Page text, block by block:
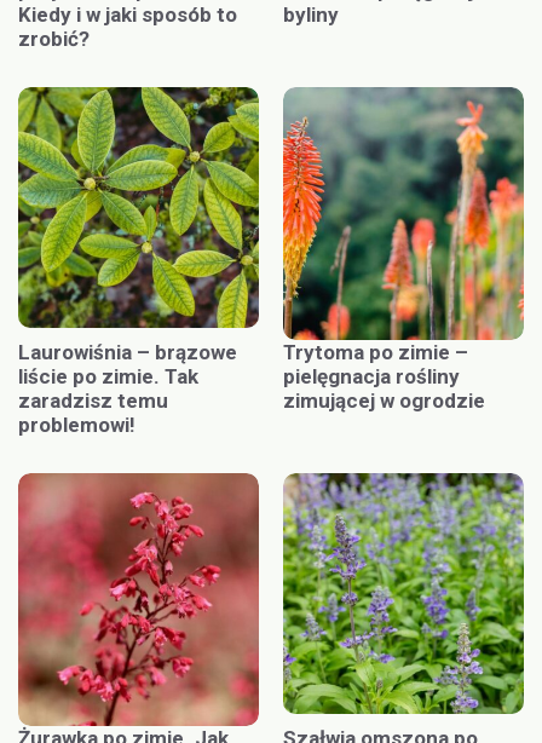
Kiedy i w jaki sposób to
zrobić?
byliny
Laurowiśnia – brązowe
liście po zimie. Tak
zaradzisz temu
problemowi!
Trytoma po zimie –
pielęgnacja rośliny
zimującej w ogrodzie